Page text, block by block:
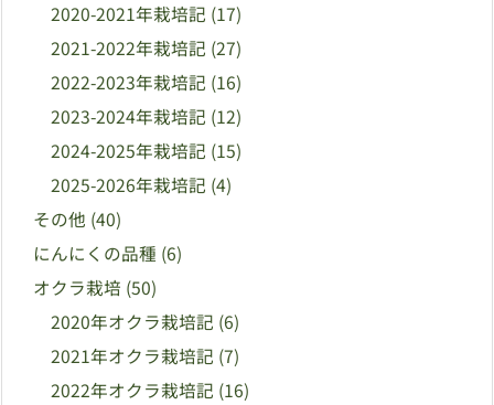
2020-2021年栽培記 (17)
2021-2022年栽培記 (27)
2022-2023年栽培記 (16)
2023-2024年栽培記 (12)
2024-2025年栽培記 (15)
2025-2026年栽培記 (4)
その他 (40)
にんにくの品種 (6)
オクラ栽培 (50)
2020年オクラ栽培記 (6)
2021年オクラ栽培記 (7)
2022年オクラ栽培記 (16)